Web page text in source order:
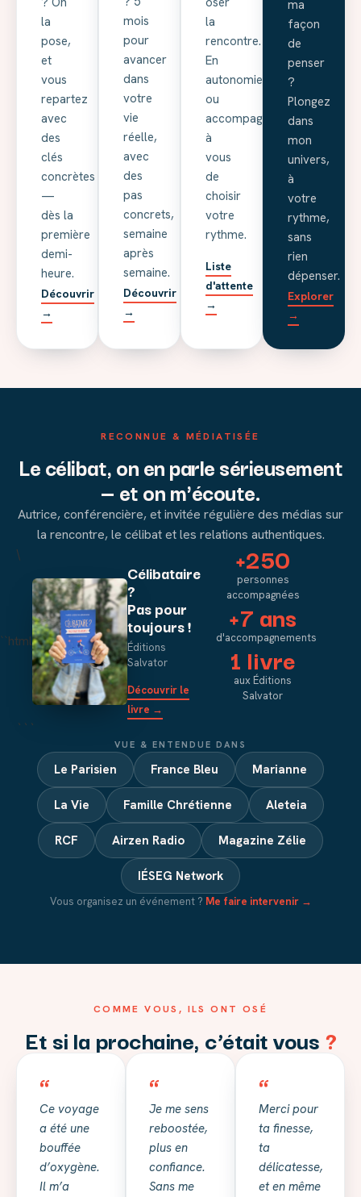
la
pose,
et
vous
repartez
avec
des
clés
concrètes
—
dès la
première
demi-
heure.
Découvrir
→
mois
pour
avancer
dans
votre
vie
réelle,
avec
des
pas
concrets,
semaine
après
semaine.
Découvrir
→
la
rencontre.
En
autonomie
ou
accompagnée,
à
vous
de
choisir
votre
rythme.
Liste
d'attente
→
ma
façon
de
penser
?
Plongez
dans
mon
univers,
à
votre
rythme,
sans
rien
dépenser.
Explorer
→
RECONNUE & MÉDIATISÉE
Le célibat, on en parle sérieusement
— et on m'écoute.
Autrice, conférencière, et invitée régulière des médias sur
la rencontre, le célibat et les relations authentiques.
\
Célibataire
?
Pas pour
toujours !
Éditions
Salvator
Découvrir le
livre →
```
+250
personnes
accompagnées
+7 ans
d'accompagnements
1 livre
aux Éditions
Salvator
VUE & ENTENDUE DANS
Le Parisien France Bleu Marianne
La Vie Famille Chrétienne Aleteia
RCF Airzen Radio Magazine Zélie
IÉSEG Network
Vous organisez un événement ? Me faire intervenir →
COMME VOUS, ILS ONT OSÉ
Et si la prochaine, c’était vous ?
“
Ce voyage
a été une
bouffée
d’oxygène.
Il m’a
“
Je me sens
reboostée,
plus en
confiance.
Sans me
“
Merci pour
ta finesse,
ta
délicatesse,
et en même